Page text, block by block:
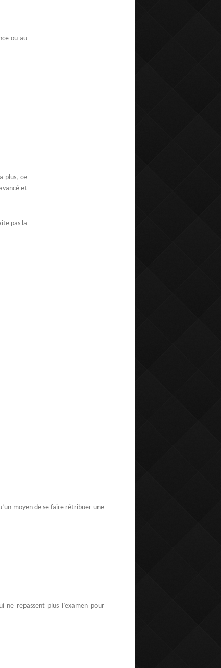
ou au
plus, ce
et
pas la
moyen de se faire rétribuer une
ne repassent plus l’examen pour